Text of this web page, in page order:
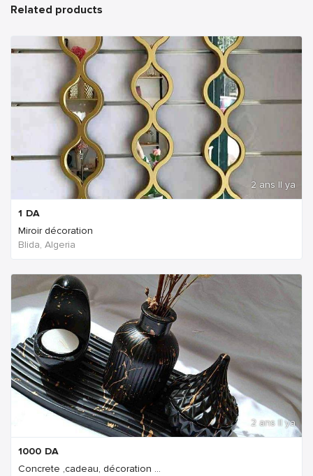
Related products
2 ans Il ya
1 DA
Miroir décoration
Blida, Algeria
2 ans Il ya
1000 DA
Concrete ,cadeau, décoration ...